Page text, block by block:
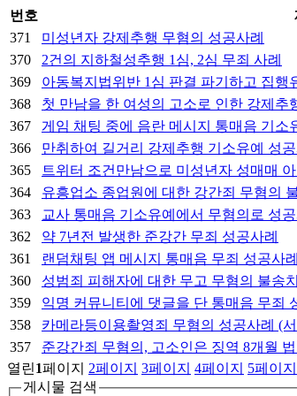
번호
371
미성년자 강제추행 무혐의 성공사례
370
2건의 지하철성추행 1심, 2심 무죄 사례
369
아동복지법위반 1심 판결 파기하고 집행
368
첫 만남을 한 여성의 고소로 인한 강제추
367
게임 채팅 중에 음란 메시지 통매음 기소
366
만취하여 길거리 강제추행 기소유예 성공
365
트위터 조건만남으로 미성년자 성매매
364
유흥업소 종업원에 대한 강간죄 무혐의
363
교사 통매음 기소유예에서 무혐의로 성공
362
약 7년전 발생한 준강간 무죄 성공사례
361
랜덤채팅 앱 메시지 통매음 무죄 성공사례
360
성범죄 피해자에 대한 무고 무혐의 불송
359
익명 커뮤니티에 댓글을 단 통매음 무죄
358
카메라등이용촬영죄 무혐의 성공사례 (
357
준강간죄 무혐의, 고소인은 징역 8개월
열린1페이지 2페이지 3페이지 4페이지 5페이지
게시물 검색